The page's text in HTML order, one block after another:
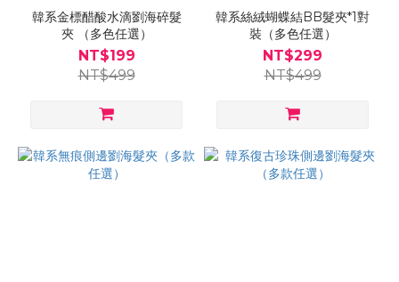
韓系金標醋酸水滴劉海碎髮
夾 （多色任選）
NT$199
NT$499
韓系絲絨蝴蝶結BB髮夾*1對
裝（多色任選）
NT$299
NT$499